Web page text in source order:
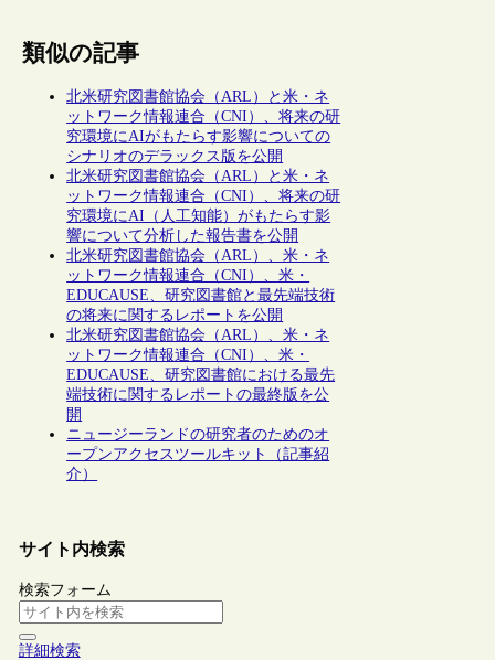
類似の記事
北米研究図書館協会（ARL）と米・ネ
ットワーク情報連合（CNI）、将来の研
究環境にAIがもたらす影響についての
シナリオのデラックス版を公開
北米研究図書館協会（ARL）と米・ネ
ットワーク情報連合（CNI）、将来の研
究環境にAI（人工知能）がもたらす影
響について分析した報告書を公開
北米研究図書館協会（ARL）、米・ネ
ットワーク情報連合（CNI）、米・
EDUCAUSE、研究図書館と最先端技術
の将来に関するレポートを公開
北米研究図書館協会（ARL）、米・ネ
ットワーク情報連合（CNI）、米・
EDUCAUSE、研究図書館における最先
端技術に関するレポートの最終版を公
開
ニュージーランドの研究者のためのオ
ープンアクセスツールキット（記事紹
介）
サイト内検索
検索フォーム
詳細検索